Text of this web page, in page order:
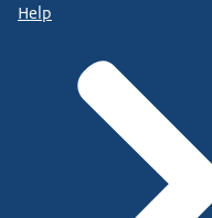
Help